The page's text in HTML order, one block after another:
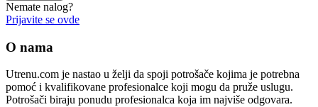
Nemate nalog?
Prijavite se ovde
O nama
Utrenu.com je nastao u želji da spoji potrošače kojima je potrebna
pomoć i kvalifikovane profesionalce koji mogu da pruže uslugu.
Potrošači biraju ponudu profesionalca koja im najviše odgovara.